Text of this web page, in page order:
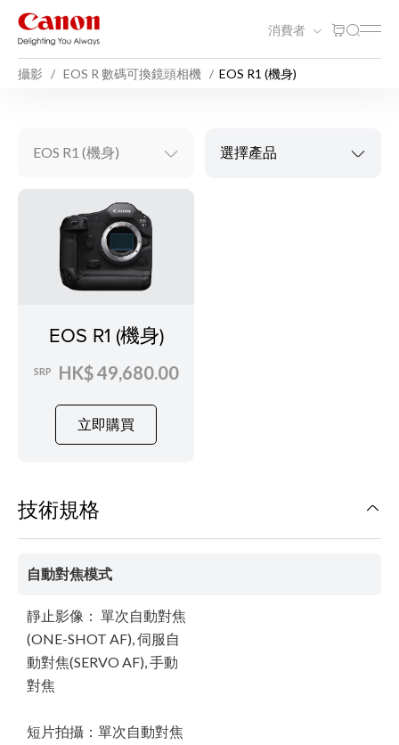
消費者
攝影 EOS R 數碼可換鏡頭相機 EOS R1 (機身)
EOS R1 (機身) 選擇產品
EOS R1 (機身)
SRP HK$ 49,680.00
立即購買
技術規格
自動對焦模式
靜止影像： 單次自動對焦
(ONE-SHOT AF), 伺服自
動對焦(SERVO AF), 手動
對焦
短片拍攝：單次自動對焦